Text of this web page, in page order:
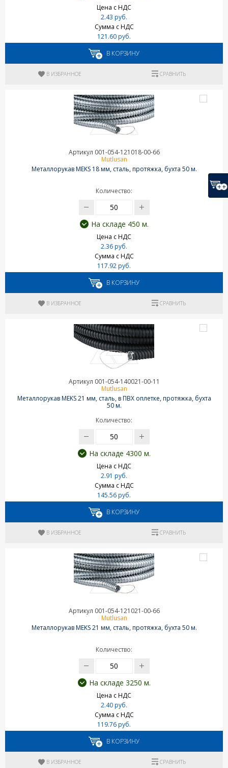
Цена с НДС
2.43 руб.
Сумма с НДС
121.60 руб.
В КОРЗИНУ
В ИЗБРАННОЕ СРАВНИТЬ
Артикул 001-054-121018-00-66
Mutlusan
Металлорукав MEKS 18 мм, сталь, протяжка, бухта 50 м.
Количество:
На складе 450 м.
Цена с НДС
2.36 руб.
Сумма с НДС
117.92 руб.
В КОРЗИНУ
В ИЗБРАННОЕ СРАВНИТЬ
Артикул 001-054-140021-00-11
Mutlusan
Металлорукав MEKS 21 мм, сталь, в ПВХ оплетке, протяжка, бухта
50 м.
Количество:
На складе 4300 м.
Цена с НДС
2.91 руб.
Сумма с НДС
145.56 руб.
В КОРЗИНУ
В ИЗБРАННОЕ СРАВНИТЬ
Артикул 001-054-121021-00-66
Mutlusan
Металлорукав MEKS 21 мм, сталь, протяжка, бухта 50 м.
Количество:
На складе 3250 м.
Цена с НДС
2.40 руб.
Сумма с НДС
119.76 руб.
В КОРЗИНУ
В ИЗБРАННОЕ СРАВНИТЬ